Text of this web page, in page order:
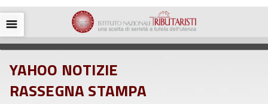
☰
YAHOO NOTIZIE
RASSEGNA STAMPA